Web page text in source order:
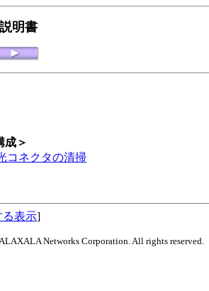
明書
成＞
ネクタの清掃
る表示]
Networks Corporation. All rights reserved.